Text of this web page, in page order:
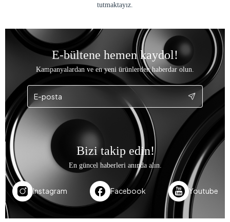
tutmaktayız.
E-bültene hemen kaydol!
Kampanyalardan ve en yeni ürünlerden haberdar olun.
Bizi takip edin!
En güncel haberleri anında alın.
Instagram Facebook Youtube